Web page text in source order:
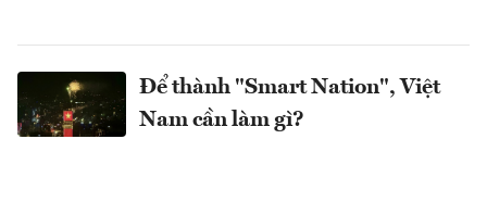
Để thành "Smart Nation", Việt
Nam cần làm gì?